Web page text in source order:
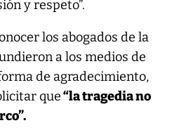
y respeto”.
los abogados de la
a los medios de
de agradecimiento,
que“la tragedia no